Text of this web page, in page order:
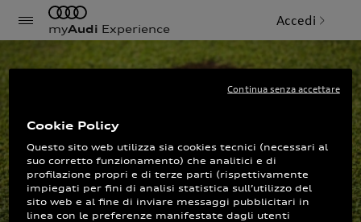
myAudi Experience
Accedi
Cookie Policy
Questo sito web utilizza sia cookies tecnici (necessari al
suo corretto funzionamento) che analitici e di
profilazione propri e di terze parti (rispettivamente
impiegati per fini di analisi statistica sull’utilizzo del
sito web e al fine di inviare messaggi pubblicitari in
linea con le preferenze manifestate dagli utenti
Continua senza accettare